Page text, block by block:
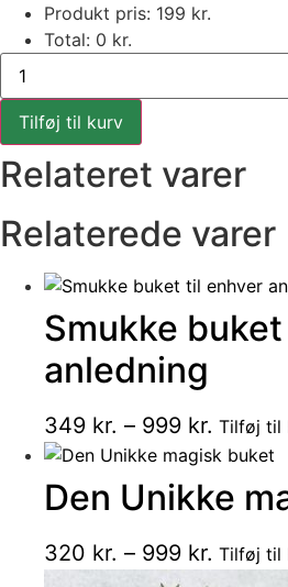
Produkt pris: 199 kr.
Total: 0 kr.
Den
smukke
orkide
antalTilføj til kurv
Relateret varer
Relaterede varer
Smukke
anledning
349 kr. – 999 kr.
349 kr.
til
Tilføj til
Den Unikke
320 kr. – 999 kr. Tilføj til